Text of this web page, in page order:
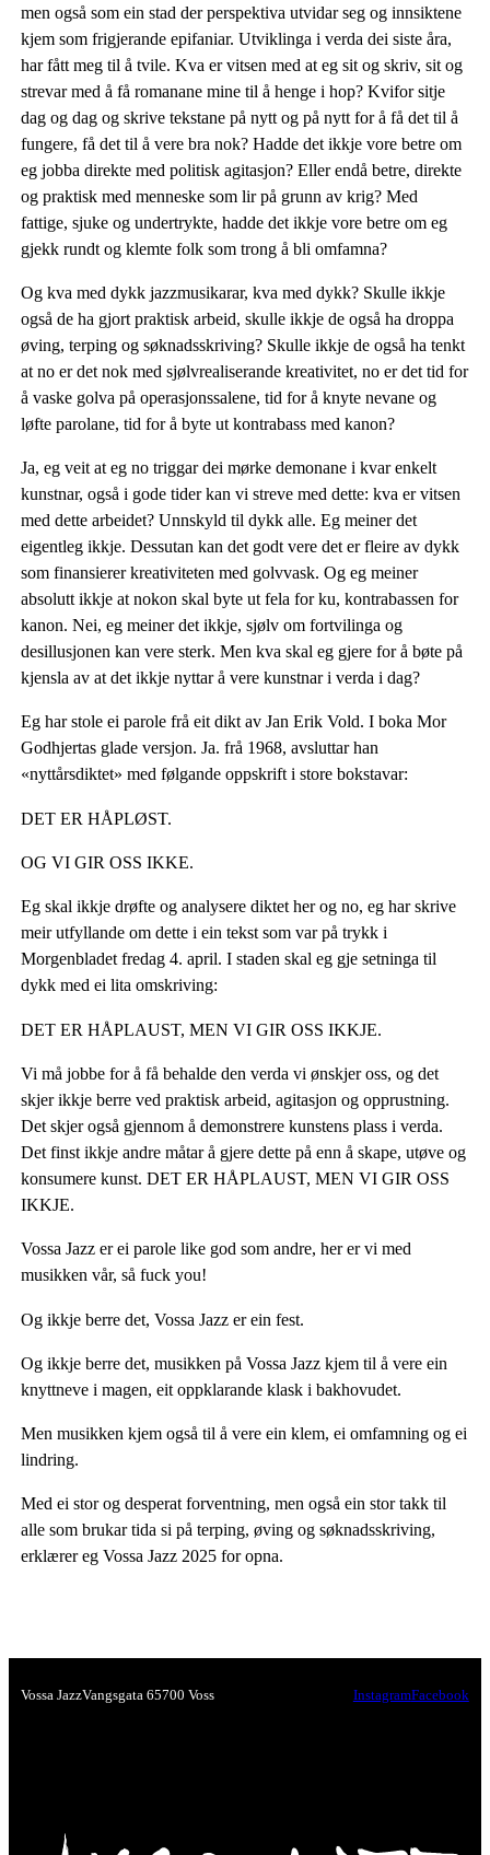
men også som ein stad der perspektiva utvidar seg og innsiktene
kjem som frigjerande epifaniar. Utviklinga i verda dei siste åra,
har fått meg til å tvile. Kva er vitsen med at eg sit og skriv, sit og
strevar med å få romanane mine til å henge i hop? Kvifor sitje
dag og dag og skrive tekstane på nytt og på nytt for å få det til å
fungere, få det til å vere bra nok? Hadde det ikkje vore betre om
eg jobba direkte med politisk agitasjon? Eller endå betre, direkte
og praktisk med menneske som lir på grunn av krig? Med
fattige, sjuke og undertrykte, hadde det ikkje vore betre om eg
gjekk rundt og klemte folk som trong å bli omfamna?
Og kva med dykk jazzmusikarar, kva med dykk? Skulle ikkje
også de ha gjort praktisk arbeid, skulle ikkje de også ha droppa
øving, terping og søknadsskriving? Skulle ikkje de også ha tenkt
at no er det nok med sjølvrealiserande kreativitet, no er det tid for
å vaske golva på operasjonssalene, tid for å knyte nevane og
løfte parolane, tid for å byte ut kontrabass med kanon?
Ja, eg veit at eg no triggar dei mørke demonane i kvar enkelt
kunstnar, også i gode tider kan vi streve med dette: kva er vitsen
med dette arbeidet? Unnskyld til dykk alle. Eg meiner det
eigentleg ikkje. Dessutan kan det godt vere det er fleire av dykk
som finansierer kreativiteten med golvvask. Og eg meiner
absolutt ikkje at nokon skal byte ut fela for ku, kontrabassen for
kanon. Nei, eg meiner det ikkje, sjølv om fortvilinga og
desillusjonen kan vere sterk. Men kva skal eg gjere for å bøte på
kjensla av at det ikkje nyttar å vere kunstnar i verda i dag?
Eg har stole ei parole frå eit dikt av Jan Erik Vold. I boka Mor
Godhjertas glade versjon. Ja. frå 1968, avsluttar han
«nyttårsdiktet» med følgande oppskrift i store bokstavar:
DET ER HÅPLØST.
OG VI GIR OSS IKKE.
Eg skal ikkje drøfte og analysere diktet her og no, eg har skrive
meir utfyllande om dette i ein tekst som var på trykk i
Morgenbladet fredag 4. april. I staden skal eg gje setninga til
dykk med ei lita omskriving:
DET ER HÅPLAUST, MEN VI GIR OSS IKKJE.
Vi må jobbe for å få behalde den verda vi ønskjer oss, og det
skjer ikkje berre ved praktisk arbeid, agitasjon og opprustning.
Det skjer også gjennom å demonstrere kunstens plass i verda.
Det finst ikkje andre måtar å gjere dette på enn å skape, utøve og
konsumere kunst. DET ER HÅPLAUST, MEN VI GIR OSS
IKKJE.
Vossa Jazz er ei parole like god som andre, her er vi med
musikken vår, så fuck you!
Og ikkje berre det, Vossa Jazz er ein fest.
Og ikkje berre det, musikken på Vossa Jazz kjem til å vere ein
knyttneve i magen, eit oppklarande klask i bakhovudet.
Men musikken kjem også til å vere ein klem, ei omfamning og ei
lindring.
Med ei stor og desperat forventning, men også ein stor takk til
alle som brukar tida si på terping, øving og søknadsskriving,
erklærer eg Vossa Jazz 2025 for opna.
Vossa JazzVangsgata 65700 Voss InstagramFacebook